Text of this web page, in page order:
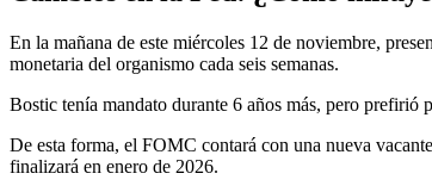
En la mañana de este miércoles 12 de noviembre,
monetaria del organismo cada seis semanas.
Bostic tenía mandato durante 6 años más, pero prefirió
De esta forma, el FOMC contará con una nueva
finalizará en enero de 2026.